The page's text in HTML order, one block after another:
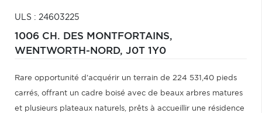
ULS : 24603225
1006 CH. DES MONTFORTAINS,
WENTWORTH-NORD, J0T 1Y0
Rare opportunité d'acquérir un terrain de 224 531,40 pieds
carrés, offrant un cadre boisé avec de beaux arbres matures
et plusieurs plateaux naturels, prêts à accueillir une résidence